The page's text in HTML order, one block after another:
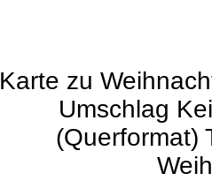
Karte zu
Umschlag
(Querformat)